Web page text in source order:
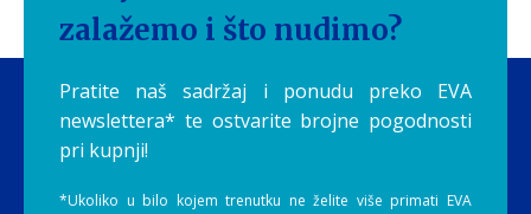
zalažemo i što nudimo?
Pratite naš sadržaj i ponudu preko EVA
newslettera* te ostvarite brojne pogodnosti
pri kupnji!
*Ukoliko u bilo kojem trenutku ne želite više primati EVA